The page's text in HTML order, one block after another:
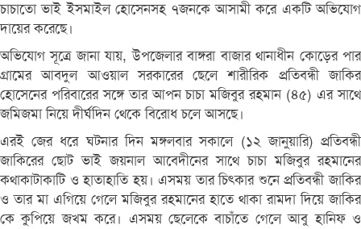
চাচাতো ভাই ইসমাইল হোসেনসহ ৭জনকে আসামী করে একটি অভিযোগ
দায়ের করেছে।
অভিযোগ সূত্রে জানা যায়, উপজেলার বাঙ্গরা বাজার থানাধীন কোড়ের পার
গ্রামের আবদুল আওয়াল সরকারের ছেলে শারীরিক প্রতিবন্ধী জাকির
হোসেনের পরিবারের সঙ্গে তার আপন চাচা মজিবুর রহমান (৪৫) এর সাথে
জমিজমা নিয়ে দীর্ঘদিন থেকে বিরোধ চলে আসছে।
এরই জের ধরে ঘটনার দিন মঙ্গলবার সকালে (১২ জানুয়ারি) প্রতিবন্ধী
জাকিরের ছোট ভাই জয়নাল আবেদীনের সাথে চাচা মজিবুর রহমানের
কথাকাটাকাটি ও হাতাহাতি হয়। এসময় তার চিৎকার শুনে প্রতিবন্ধী জাকির
ও তার মা এগিয়ে গেলে মজিবুর রহমানের হাতে থাকা রামদা দিয়ে জাকির
কে কুপিয়ে জখম করে। এসময় ছেলেকে বাচাঁতে গেলে আবু হানিফ ও